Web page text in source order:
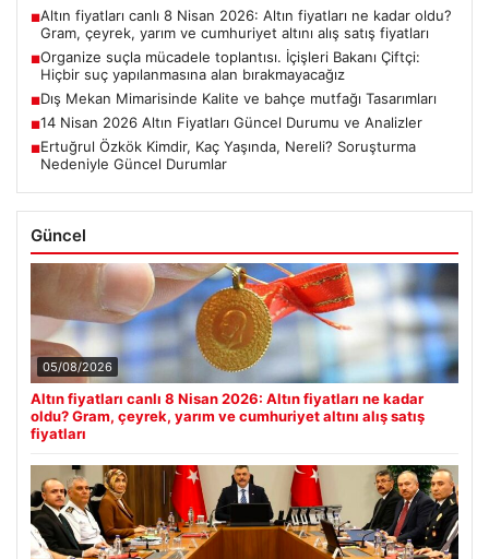
■Altın fiyatları canlı 8 Nisan 2026: Altın fiyatları ne kadar oldu?
Gram, çeyrek, yarım ve cumhuriyet altını alış satış fiyatları
■Organize suçla mücadele toplantısı. İçişleri Bakanı Çiftçi:
Hiçbir suç yapılanmasına alan bırakmayacağız
■Dış Mekan Mimarisinde Kalite ve bahçe mutfağı Tasarımları
■14 Nisan 2026 Altın Fiyatları Güncel Durumu ve Analizler
■Ertuğrul Özkök Kimdir, Kaç Yaşında, Nereli? Soruşturma
Nedeniyle Güncel Durumlar
Güncel
05/08/2026
Altın fiyatları canlı 8 Nisan 2026: Altın fiyatları ne kadar
oldu? Gram, çeyrek, yarım ve cumhuriyet altını alış satış
fiyatları